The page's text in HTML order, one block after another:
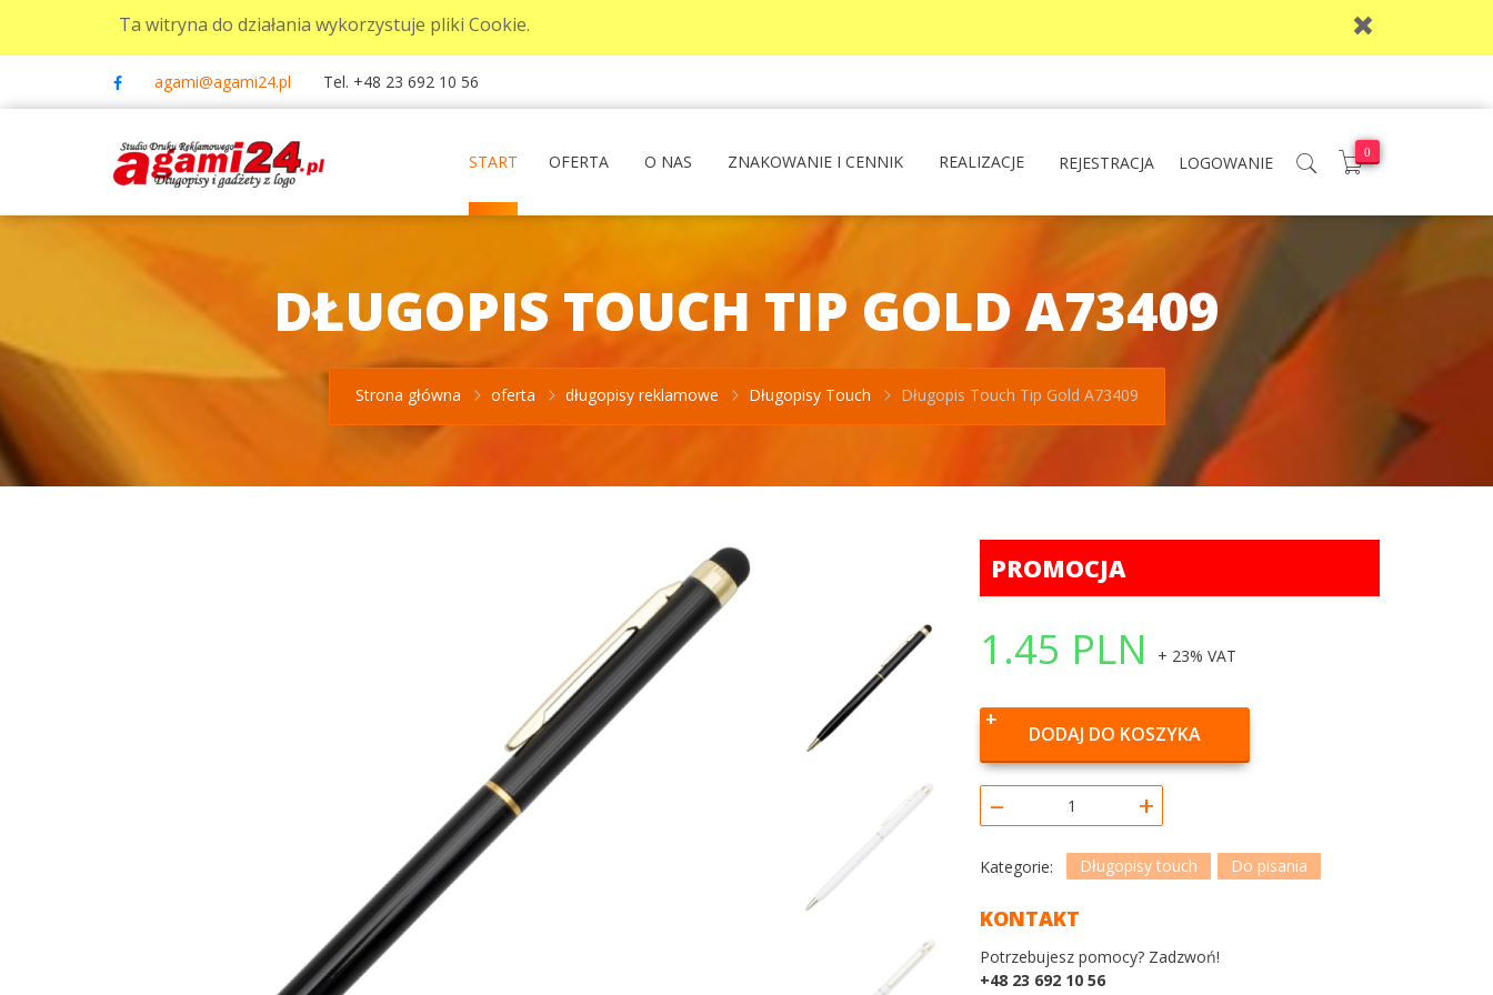
Ta witryna do działania wykorzystuje pliki Cookie.
agami@agami24.pl Tel. +48 23 692 10 56
START OFERTA O NAS ZNAKOWANIE I CENNIK REALIZACJE REJESTRACJA LOGOWANIE
0
DŁUGOPIS TOUCH TIP GOLD A73409
Strona główna oferta długopisy reklamowe Długopisy Touch Długopis Touch Tip Gold A73409
PROMOCJA
1.45 PLN + 23% VAT
DODAJ DO KOSZYKA
– +
Kategorie: Długopisy touch Do pisania
KONTAKT
Potrzebujesz pomocy? Zadzwoń!
+48 23 692 10 56